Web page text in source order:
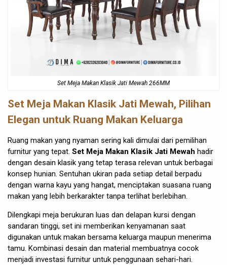
Set Meja Makan Klasik Jati Mewah 266MM
Set Meja Makan Klasik Jati Mewah, Pilihan
Elegan untuk Ruang Makan Keluarga
Ruang makan yang nyaman sering kali dimulai dari pemilihan
furnitur yang tepat. Set Meja Makan Klasik Jati Mewah hadir
dengan desain klasik yang tetap terasa relevan untuk berbagai
konsep hunian. Sentuhan ukiran pada setiap detail berpadu
dengan warna kayu yang hangat, menciptakan suasana ruang
makan yang lebih berkarakter tanpa terlihat berlebihan.
Dilengkapi meja berukuran luas dan delapan kursi dengan
sandaran tinggi, set ini memberikan kenyamanan saat
digunakan untuk makan bersama keluarga maupun menerima
tamu. Kombinasi desain dan material membuatnya cocok
menjadi investasi furnitur untuk penggunaan sehari-hari.